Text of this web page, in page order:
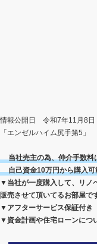
情報公開日 令和7年11月8日
「エンゼルハイム尻手第5」
当社売主の為、仲介手数料
自己資金10万円から購入可
▼当社が一度購入して、リノ
販売させて頂いてるお部屋で
▼アフターサービス保証付き
▼資金計画や住宅ローンにつ